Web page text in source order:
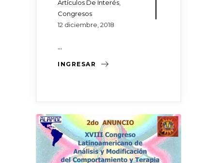
Artículos De Interés,
Congresos
12 diciembre, 2018
...
INGRESAR